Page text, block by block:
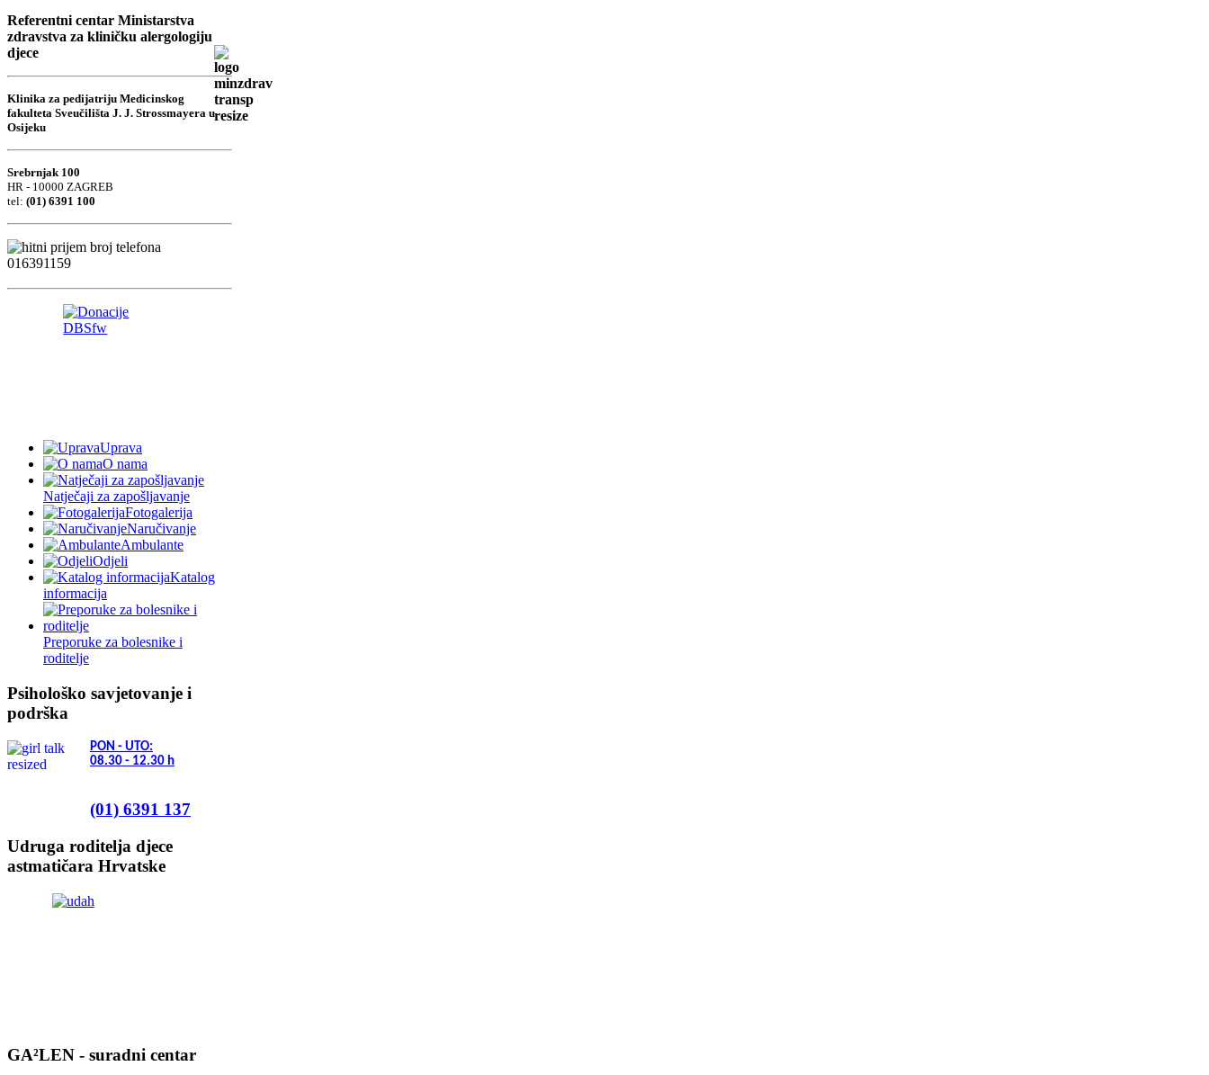
Referentni centar Ministarstva
zdravstva za kliničku alergologiju
djece
Klinika za pedijatriju Medicinskog
fakulteta Sveučilišta J. J. Strossmayera u
Osijeku
Srebrnjak 100
HR - 10000 ZAGREB
tel: (01) 6391 100
Uprava
O nama
Natječaji za zapošljavanje
Fotogalerija
Naručivanje
Ambulante
Odjeli
Katalog
informacija
Preporuke za bolesnike i
roditelje
Psihološko savjetovanje i
podrška
PON - UTO:
08.30 - 12.30 h
(01) 6391 137
Udruga roditelja djece
astmatičara Hrvatske
GA²LEN - suradni centar